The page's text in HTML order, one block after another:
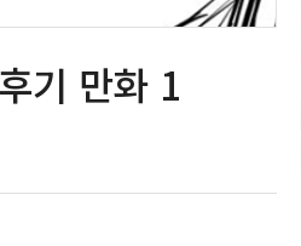
기 만화 1